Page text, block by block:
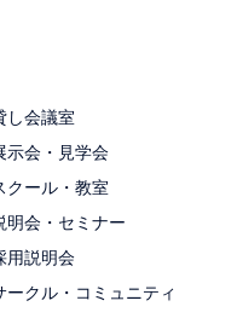
し会議室
示会・見学会
クール・教室
明会・セミナー
用説明会
ークル・コミュニティ